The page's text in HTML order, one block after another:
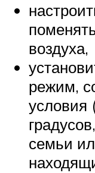
воздуха,
режим,
условия
семьи